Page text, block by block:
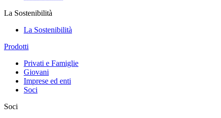
La Sostenibilità
La Sostenibilità
Prodotti
Privati e Famiglie
Giovani
Imprese ed enti
Soci
Soci